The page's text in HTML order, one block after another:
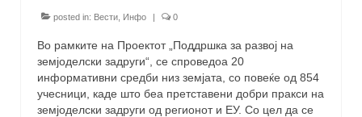
posted in: Вести Инфо | 0
Во рамките на Проектот „Поддршка за развој на
земјоделски задруги“, се спроведоа 20
информативни средби низ земјата, со повеќе од 854
учесници, каде што беа претставени добри пракси на
земјоделски задруги од регионот и ЕУ. Со цел да се